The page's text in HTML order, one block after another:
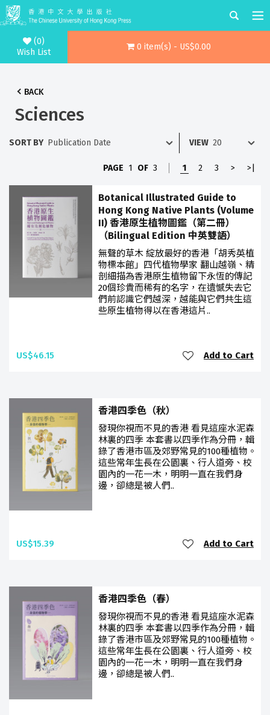
(0)
Wish List
0 item(s) - US$0.00
BACK
Sciences
SORT BY VIEW
PAGE 1 OF 3 1 2 3 > >|
Botanical Illustrated Guide to
Hong Kong Native Plants (Volume
II) 香港原生植物圖鑑（第二冊）
（Bilingual Edition 中英雙語）
無聲的草木 綻放最好的香港「胡秀英植
物標本館」四代植物學家 翻山越嶺、精
剖細描為香港原生植物留下永恆的傳記
20個珍貴而稀有的名字，在遺憾失去它
們前認識它們越深，越能與它們共生這
些原生植物得以在香港這片..
US$46.15 Add to Cart
香港四季色（秋）
發現你視而不見的香港 看見這座水泥森
林裏的四季 本套書以四季作為分冊，輯
錄了香港市區及郊野常見的100種植物。
這些常年生長在公園裏、行人道旁、校
園內的一花一木，明明一直在我們身
邊，卻總是被人們..
US$15.39 Add to Cart
香港四季色（春）
發現你視而不見的香港 看見這座水泥森
林裏的四季 本套書以四季作為分冊，輯
錄了香港市區及郊野常見的100種植物。
這些常年生長在公園裏、行人道旁、校
園內的一花一木，明明一直在我們身
邊，卻總是被人們..